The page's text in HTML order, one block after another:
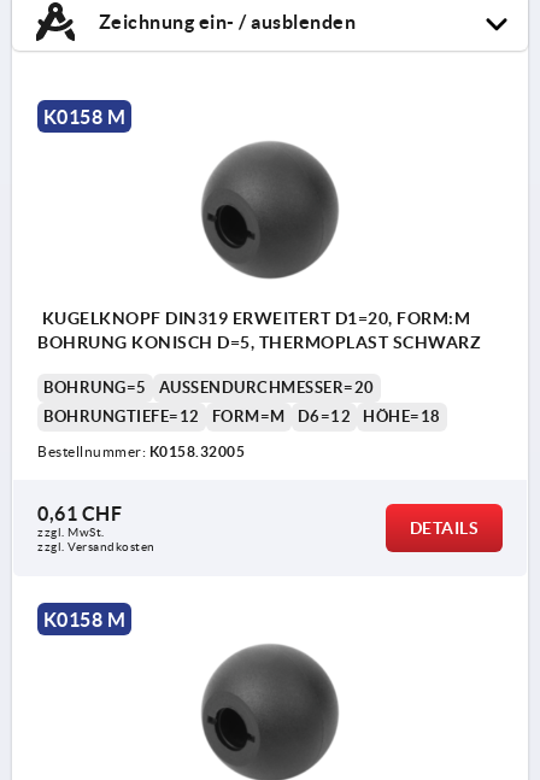
Zeichnung ein- / ausblenden
K0158 M
KUGELKNOPF DIN319 ERWEITERT D1=20, FORM:M
BOHRUNG KONISCH D=5, THERMOPLAST SCHWARZ
BOHRUNG=5
AUSSENDURCHMESSER=20
BOHRUNGTIEFE=12
FORM=M D6=12 HÖHE=18
Bestellnummer: K0158.32005
0,61 CHF
zzgl. MwSt.
zzgl. Versandkosten
DETAILS
K0158 M